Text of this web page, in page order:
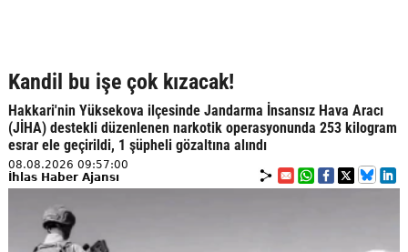
Kandil bu işe çok kızacak!
Hakkari'nin Yüksekova ilçesinde Jandarma İnsansız Hava Aracı
(JİHA) destekli düzenlenen narkotik operasyonunda 253 kilogram
esrar ele geçirildi, 1 şüpheli gözaltına alındı
08.08.2026 09:57:00
İhlas Haber Ajansı